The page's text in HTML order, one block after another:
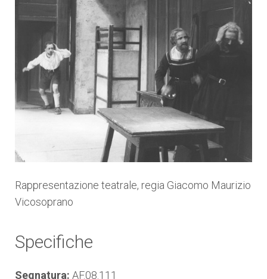
Rappresentazione teatrale, regia Giacomo Maurizio
Vicosoprano
Specifiche
Segnatura: AF.08.111